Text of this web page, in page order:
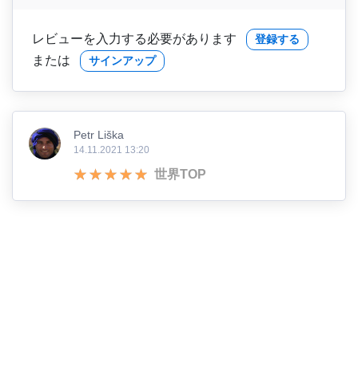
レビューを入力する必要があります 登録する
または サインアップ
Petr Liška
14.11.2021 13:20
世界TOP